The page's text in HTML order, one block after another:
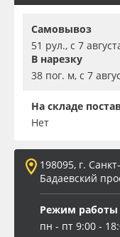
Заготовки для
Самовывоз
51 рул., с 7
В нарезку
38 пог. м, с 7
На складе
Нет
198095, г.
Бадаевский
Режим работы
пн - пт 9:00 -